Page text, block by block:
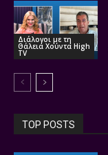
Διάλογοι με τη
Θάλεια Χούντα High
TV
TOP POSTS